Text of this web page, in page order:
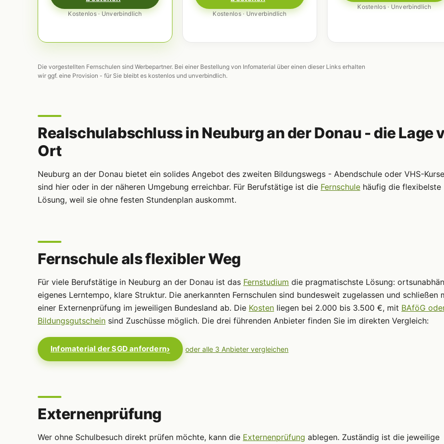
Kostenlos · Unverbindlich Kostenlos · Unverbindlich
Kostenlos · Unverbindlich
Die vorgestellten Fernschulen sind Werbepartner. Bei einer Bestellung von Infomaterial über einen dieser Links erhalten
wir ggf. eine Provision - für Sie bleibt es kostenlos und unverbindlich.
Realschulabschluss in Neuburg an der Donau - die Lage
Ort
Neuburg an der Donau bietet ein solides Angebot des zweiten Bildungswegs - Abendschule oder VHS-Kurse
sind hier oder in der näheren Umgebung erreichbar. Für Berufstätige ist die Fernschule häufig die flexibelste
Lösung, weil sie ohne festen Stundenplan auskommt.
Fernschule als flexibler Weg
Für viele Berufstätige in Neuburg an der Donau ist das Fernstudium die pragmatischste Lösung:
eigenes Lerntempo, klare Struktur. Die anerkannten Fernschulen sind bundesweit zugelassen und schließen
einer Externenprüfung im jeweiligen Bundesland ab. Die Kosten liegen bei 2.000 bis 3.500 €, mit BAföG
Bildungsgutschein sind Zuschüsse möglich. Die drei führenden Anbieter finden Sie im direkten Vergleich:
Infomaterial der SGD anfordern oder alle 3 Anbieter vergleichen
Externenprüfung
Wer ohne Schulbesuch direkt prüfen möchte, kann die Externenprüfung ablegen. Zuständig ist die jeweilige